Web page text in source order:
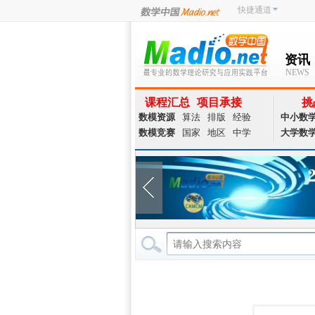
快捷通道
资讯
NEWS
课程汇总 项目承接
数模资源 算法 排版
经验
数模竞赛
国家 地区 中学
挑
中小数
大学数